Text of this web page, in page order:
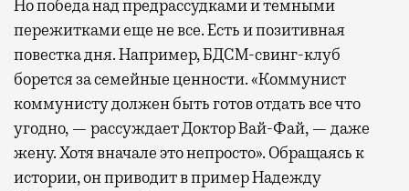
Но победа над предрассудками и темными
пережитками еще не все. Есть и позитивная
повестка дня. Например, БДСМ-свинг-клуб
борется за семейные ценности. «Коммунист
коммунисту должен быть готов отдать все что
угодно, — рассуждает Доктор Вай-Фай, — даже
жену. Хотя вначале это непросто». Обращаясь к
истории, он приводит в пример Надежду